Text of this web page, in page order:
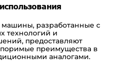
разработанные с
технологий и
предоставляют
преимущества в
аналогами.